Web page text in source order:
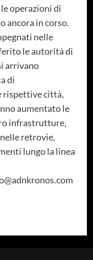
operazioni di
ancora in corso.
nelle
le autorità di
arrivano
di
rispettive città,
aumentato le
infrastrutture,
retrovie,
lungo la linea